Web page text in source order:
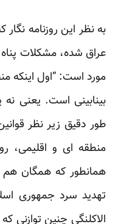
عراق شده، مشکلات
مورد است: “اول اینکه
بینابینی است. یعنی
طور دقیق زیر نظر
منطقه ای و اقلیمی،
همانطور که همگان هم
تهدید سرد جمهوری
الاکلنگی چنین توازنی